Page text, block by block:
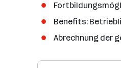
Benefits:
Abrechnung der